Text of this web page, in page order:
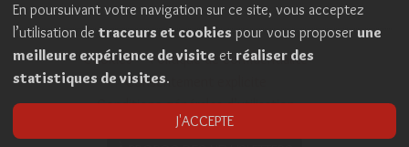
Cookies
Politique de confidentialité
Consentement explicite
Conditions générales d’utilisation
En poursuivant votre navigation sur ce site, vous acceptez
l’utilisation de traceurs et cookies pour vous proposer une
meilleure expérience de visite et réaliser des
statistiques de visites.
J'ACCEPTE